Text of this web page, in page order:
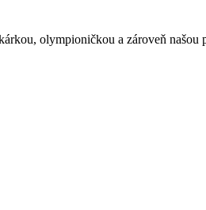
olympioničkou a zároveň